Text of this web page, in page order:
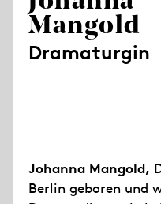
Mangold
Dramaturgin
Johanna Mangold,
Berlin geboren und